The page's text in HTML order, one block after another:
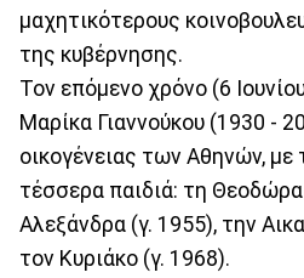
μαχητικότερους
της κυβέρνησης.
Τον επόμενο χρόνο (6
Μαρίκα Γιαννούκου (1930 -
οικογένειας των Αθηνών, με
τέσσερα παιδιά: τη
Αλεξάνδρα (γ. 1955), την
τον Κυριάκο (γ. 1968).